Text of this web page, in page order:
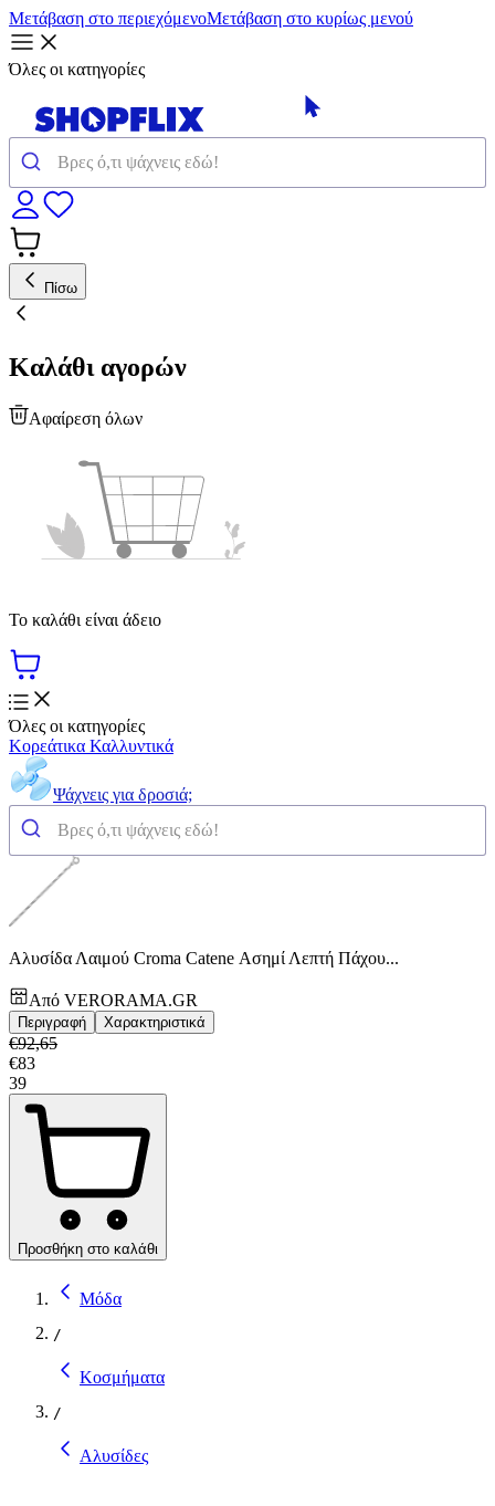
Μετάβαση στο περιεχόμενοΜετάβαση στο κυρίως μενού
Όλες οι κατηγορίες
Πίσω
Καλάθι αγορών
Αφαίρεση όλων
Το καλάθι είναι άδειο
Όλες οι κατηγορίες
Κορεάτικα Καλλυντικά
Ψάχνεις για δροσιά;
Αλυσίδα Λαιμού Croma Catene Ασημί Λεπτή Πάχου...
Από VERORAMA.GR
Περιγραφή Χαρακτηριστικά
€92,65
€83
39
Προσθήκη στο καλάθι
Μόδα
/
Κοσμήματα
/
Αλυσίδες